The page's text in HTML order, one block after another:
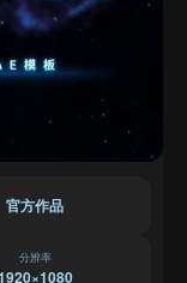
忘记密码
官方作品
分辨率